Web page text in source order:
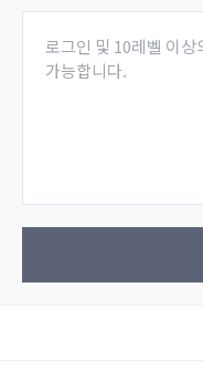
로그인 및 10레벨 이상
가능합니다.